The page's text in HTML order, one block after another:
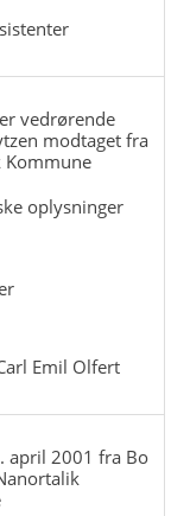
vedrørende
modtaget fra
Kommune
oplysninger
Emil Olfert
april 2001 fra Bo